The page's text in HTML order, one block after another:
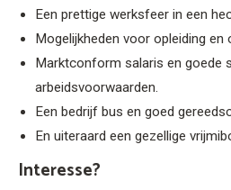
Een prettige werksfeer in een
Mogelijkheden voor opleiding en
Marktconform salaris en goede
arbeidsvoorwaarden.
Een bedrijf bus en goed
En uiteraard een gezellige
Interesse?